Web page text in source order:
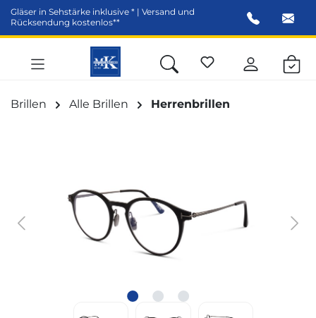
springen
Gläser in Sehstärke inklusive * | Versand und
Rücksendung kostenlos**
Brillen Alle Brillen Herrenbrillen